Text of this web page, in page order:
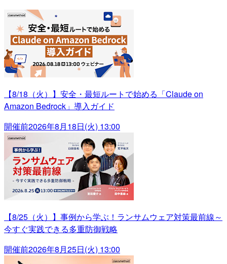
【8/18（火）】安全・最短ルートで始める「Claude on
Amazon Bedrock」導入ガイド
開催前2026年8月18日(火) 13:00
【8/25（火）】事例から学ぶ！ランサムウェア対策最前線～
今すぐ実践できる多重防御戦略
開催前2026年8月25日(火) 13:00